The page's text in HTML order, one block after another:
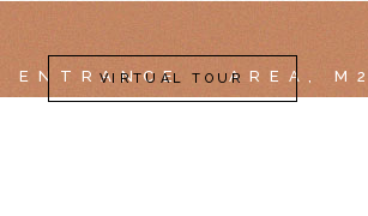
VIRTUAL TOUR
ENTRANCE AREA, M2